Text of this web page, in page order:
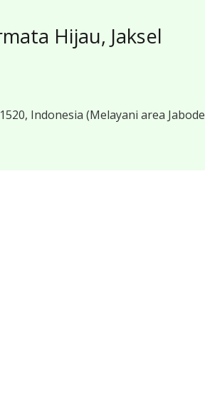
Hijau, Jaksel
Indonesia (Melayani area